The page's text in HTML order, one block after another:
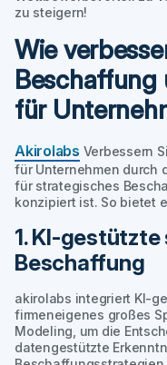
zu steigern!
Wie
Beschaffung
für
Akirolabs Verbessern
für Unternehmen durch
für strategisches
konzipiert ist. So bietet
1. KI-
Beschaffung
akirolabs integriert KI-
firmeneigenes großes
Modeling, um die
datengestützte